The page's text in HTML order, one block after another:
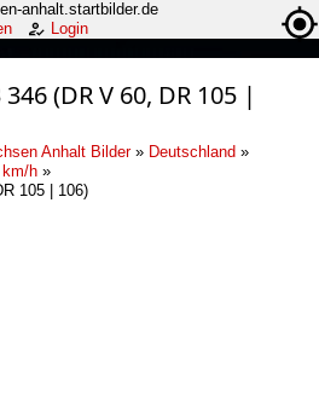
anhalt.startbilder.de
Login
(DR V 60, DR 105 |
Anhalt Bilder » Deutschland »
km/h »
105 | 106)